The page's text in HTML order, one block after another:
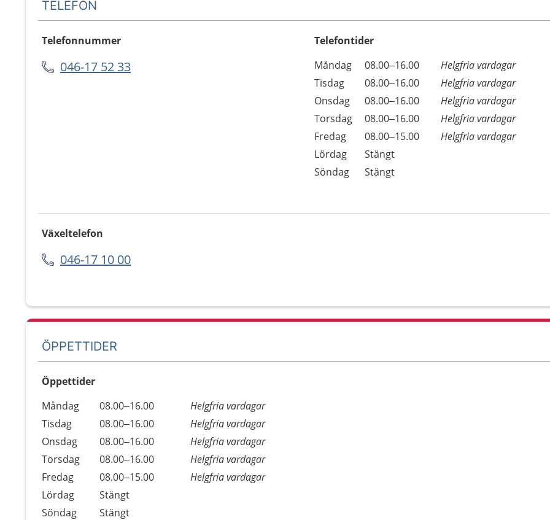
TELEFON
Telefonnummer
046-17 52 33
Telefontider
Dag
Öppettider
Kommentarer
Måndag 08.00–16.00
Helgfria vardagar
Tisdag
08.00–16.00
Helgfria vardagar
Onsdag
08.00–16.00
Helgfria vardagar
Torsdag
08.00–16.00
Helgfria vardagar
Fredag
08.00–15.00
Helgfria vardagar
Lördag
Stängt
Söndag
Stängt
Växeltelefon
046-17 10 00
ÖPPETTIDER
Öppettider
Dag
Öppettider
Kommentarer
Måndag 08.00–16.00
Helgfria vardagar
Tisdag
08.00–16.00
Helgfria vardagar
Onsdag
08.00–16.00
Helgfria vardagar
Torsdag
08.00–16.00
Helgfria vardagar
Fredag
08.00–15.00
Helgfria vardagar
Lördag
Stängt
Söndag
Stängt